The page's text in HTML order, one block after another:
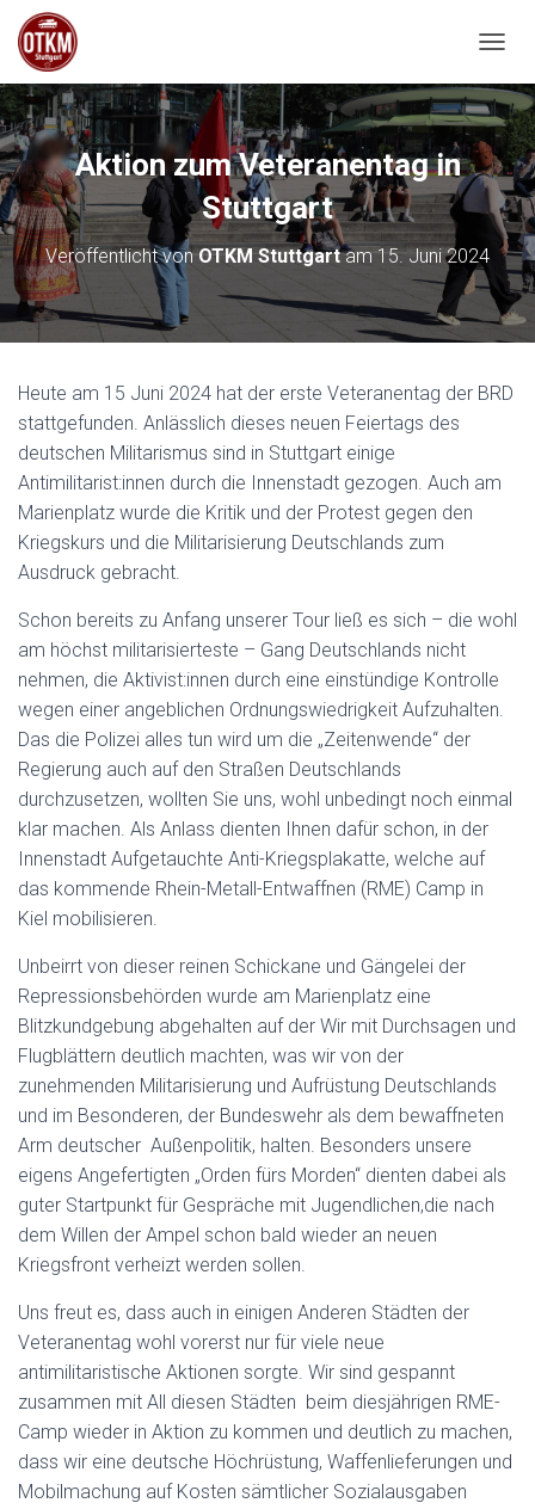
Aktion zum Veteranentag in
Stuttgart
Veröffentlicht vonOTKM Stuttgartam 15. Juni 2024
Heute am 15 Juni 2024 hat der erste Veteranentag der BRD
stattgefunden. Anlässlich dieses neuen Feiertags des
deutschen Militarismus sind in Stuttgart einige
Antimilitarist:innen durch die Innenstadt gezogen. Auch am
Marienplatz wurde die Kritik und der Protest gegen den
Kriegskurs und die Militarisierung Deutschlands zum
Ausdruck gebracht.
Schon bereits zu Anfang unserer Tour ließ es sich – die wohl
am höchst militarisierteste – Gang Deutschlands nicht
nehmen, die Aktivist:innen durch eine einstündige Kontrolle
wegen einer angeblichen Ordnungswiedrigkeit Aufzuhalten.
Das die Polizei alles tun wird um die „Zeitenwende“ der
Regierung auch auf den Straßen Deutschlands
durchzusetzen, wollten Sie uns, wohl unbedingt noch einmal
klar machen. Als Anlass dienten Ihnen dafür schon, in der
Innenstadt Aufgetauchte Anti-Kriegsplakatte, welche auf
das kommende Rhein-Metall-Entwaffnen (RME) Camp in
Kiel mobilisieren.
Unbeirrt von dieser reinen Schickane und Gängelei der
Repressionsbehörden wurde am Marienplatz eine
Blitzkundgebung abgehalten auf der Wir mit Durchsagen und
Flugblättern deutlich machten, was wir von der
zunehmenden Militarisierung und Aufrüstung Deutschlands
und im Besonderen, der Bundeswehr als dem bewaffneten
Arm deutscher Außenpolitik, halten. Besonders unsere
eigens Angefertigten „Orden fürs Morden“ dienten dabei als
guter Startpunkt für Gespräche mit Jugendlichen,die nach
dem Willen der Ampel schon bald wieder an neuen
Kriegsfront verheizt werden sollen.
Uns freut es, dass auch in einigen Anderen Städten der
Veteranentag wohl vorerst nur für viele neue
antimilitaristische Aktionen sorgte. Wir sind gespannt
zusammen mit All diesen Städten beim diesjährigen RME-
Camp wieder in Aktion zu kommen und deutlich zu machen,
dass wir eine deutsche Höchrüstung, Waffenlieferungen und
Mobilmachung auf Kosten sämtlicher Sozialausgaben